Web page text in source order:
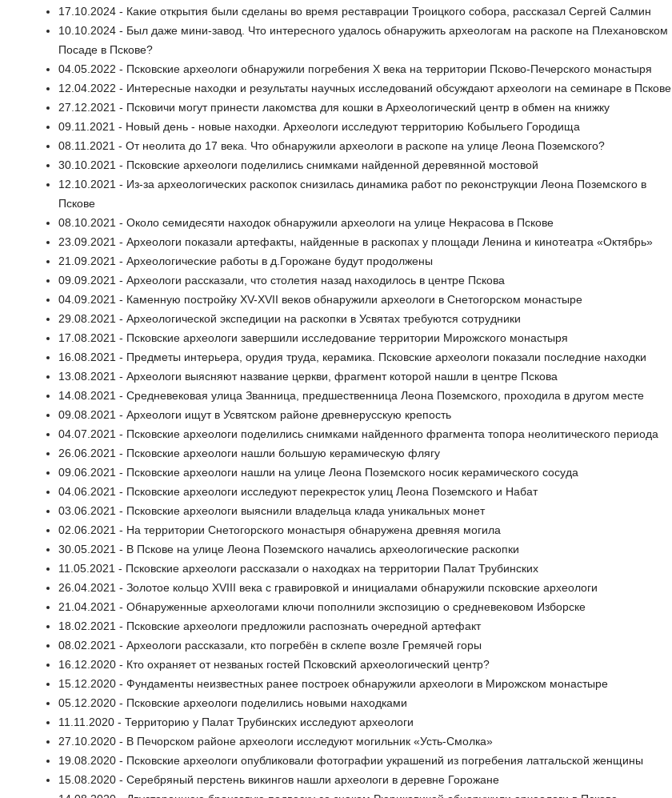
17.10.2024 - Какие открытия были сделаны во время реставрации Троицкого собора, рассказал Сергей Салмин
10.10.2024 - Был даже мини-завод. Что интересного удалось обнаружить археологам на раскопе на Плехановском
Посаде в Пскове?
04.05.2022 - Псковские археологи обнаружили погребения Х века на территории Псково-Печерского монастыря
12.04.2022 - Интересные находки и результаты научных исследований обсуждают археологи на семинаре в Пскове
27.12.2021 - Псковичи могут принести лакомства для кошки в Археологический центр в обмен на книжку
09.11.2021 - Новый день - новые находки. Археологи исследуют территорию Кобыльего Городища
08.11.2021 - От неолита до 17 века. Что обнаружили археологи в раскопе на улице Леона Поземского?
30.10.2021 - Псковские археологи поделились снимками найденной деревянной мостовой
12.10.2021 - Из-за археологических раскопок снизилась динамика работ по реконструкции Леона Поземского в
Пскове
08.10.2021 - Около семидесяти находок обнаружили археологи на улице Некрасова в Пскове
23.09.2021 - Археологи показали артефакты, найденные в раскопах у площади Ленина и кинотеатра «Октябрь»
21.09.2021 - Археологические работы в д.Горожане будут продолжены
09.09.2021 - Археологи рассказали, что столетия назад находилось в центре Пскова
04.09.2021 - Каменную постройку XV-XVII веков обнаружили археологи в Снетогорском монастыре
29.08.2021 - Археологической экспедиции на раскопки в Усвятах требуются сотрудники
17.08.2021 - Псковские археологи завершили исследование территории Мирожского монастыря
16.08.2021 - Предметы интерьера, орудия труда, керамика. Псковские археологи показали последние находки
13.08.2021 - Археологи выясняют название церкви, фрагмент которой нашли в центре Пскова
14.08.2021 - Средневековая улица Званница, предшественница Леона Поземского, проходила в другом месте
09.08.2021 - Археологи ищут в Усвятском районе древнерусскую крепость
04.07.2021 - Псковские археологи поделились снимками найденного фрагмента топора неолитического периода
26.06.2021 - Псковские археологи нашли большую керамическую флягу
09.06.2021 - Псковские археологи нашли на улице Леона Поземского носик керамического сосуда
04.06.2021 - Псковские археологи исследуют перекресток улиц Леона Поземского и Набат
03.06.2021 - Псковские археологи выяснили владельца клада уникальных монет
02.06.2021 - На территории Снетогорского монастыря обнаружена древняя могила
30.05.2021 - В Пскове на улице Леона Поземского начались археологические раскопки
11.05.2021 - Псковские археологи рассказали о находках на территории Палат Трубинских
26.04.2021 - Золотое кольцо XVIII века с гравировкой и инициалами обнаружили псковские археологи
21.04.2021 - Обнаруженные археологами ключи пополнили экспозицию о средневековом Изборске
18.02.2021 - Псковские археологи предложили распознать очередной артефакт
08.02.2021 - Археологи рассказали, кто погребён в склепе возле Гремячей горы
16.12.2020 - Кто охраняет от незваных гостей Псковский археологический центр?
15.12.2020 - Фундаменты неизвестных ранее построек обнаружили археологи в Мирожском монастыре
05.12.2020 - Псковские археологи поделились новыми находками
11.11.2020 - Территорию у Палат Трубинских исследуют археологи
27.10.2020 - В Печорском районе археологи исследуют могильник «Усть-Смолка»
19.08.2020 - Псковские археологи опубликовали фотографии украшений из погребения латгальской женщины
15.08.2020 - Серебряный перстень викингов нашли археологи в деревне Горожане